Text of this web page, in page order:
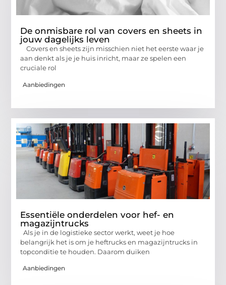
De onmisbare rol van covers en sheets in
jouw dagelijks leven
Covers en sheets zijn misschien niet het eerste waar je
aan denkt als je je huis inricht, maar ze spelen een
cruciale rol
Aanbiedingen
Essentiële onderdelen voor hef- en
magazijntrucks
Als je in de logistieke sector werkt, weet je hoe
belangrijk het is om je heftrucks en magazijntrucks in
topconditie te houden. Daarom duiken
Aanbiedingen